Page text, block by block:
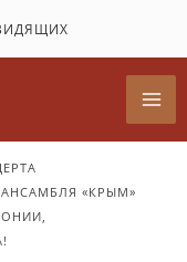
«КРЫМ»